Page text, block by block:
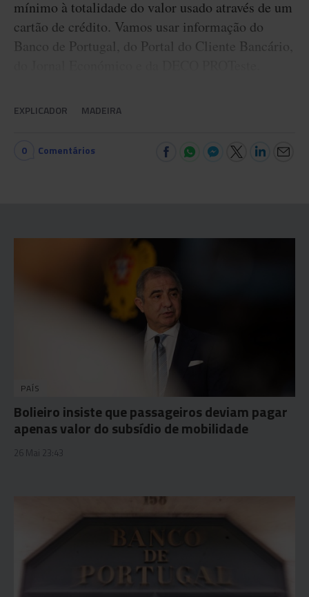
mínimo à totalidade do valor usado através de um
cartão de crédito. Vamos usar informação do
Banco de Portugal, do Portal do Cliente Bancário,
EXPLICADOR MADEIRA
0 Comentários
PAÍS
Bolieiro insiste que passageiros deviam pagar
apenas valor do subsídio de mobilidade
26 Mai 23:43